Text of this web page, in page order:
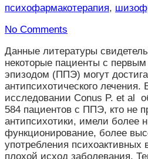
психофармакотерапия,
No Comments
Данные литературы
некоторые пациенты с
эпизодом (ППЭ) могут
антипсихотического
исследовании Conus P. et al
584 пациентов с ППЭ, кто не
антипсихотики, имели более
функционирование, более
употребления психоактивных
плохой исход заболевания.